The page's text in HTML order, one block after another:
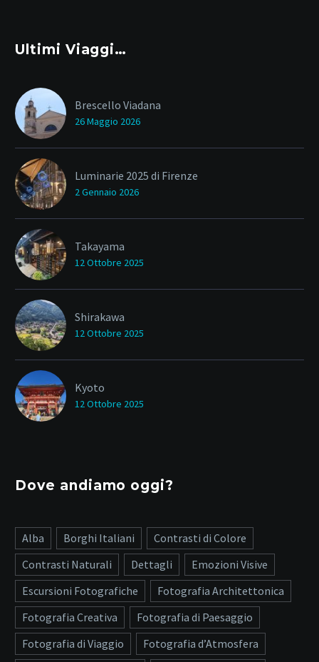
Ultimi Viaggi…
Brescello Viadana
26 Maggio 2026
Luminarie 2025 di Firenze
2 Gennaio 2026
Takayama
12 Ottobre 2025
Shirakawa
12 Ottobre 2025
Kyoto
12 Ottobre 2025
Dove andiamo oggi?
Alba Borghi Italiani
Contrasti di Colore
Contrasti Naturali
Dettagli
Emozioni Visive
Escursioni Fotografiche
Fotografia Architettonica
Fotografia Creativa
Fotografia di Paesaggio
Fotografia di Viaggio
Fotografia d’Atmosfera